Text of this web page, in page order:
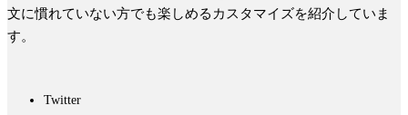
文に慣れていない方でも楽しめるカスタマイズを紹介 していま
す。
Twitter